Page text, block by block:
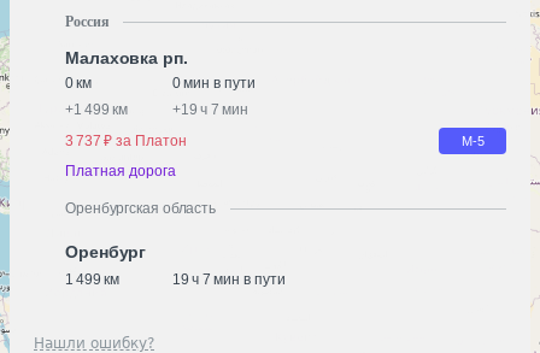
Россия
Малаховка рп.
0 км
0 мин в пути
+1 499 км +19 ч 7 мин
3 737 ₽ за Платон
М-5
Платная дорога
Оренбургская область
Оренбург
1 499 км 19 ч 7 мин в пути
Нашли ошибку?